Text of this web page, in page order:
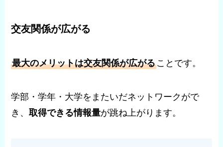
交友関係が広がる
最大のメリットは交友関係が広がることです。
学部・学年・大学をまたいだネットワークがで
き、取得できる情報量が跳ね上がります。